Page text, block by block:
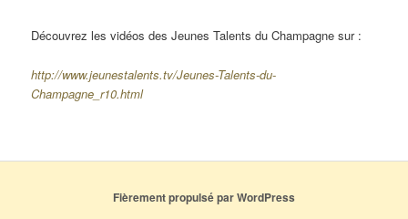
Découvrez les vidéos des Jeunes Talents du Champagne sur :
http://www.jeunestalents.tv/Jeunes-Talents-du-
Champagne_r10.html
Fièrement propulsé par WordPress